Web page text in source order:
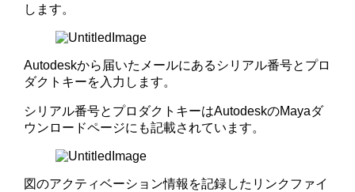
します。
Autodeskから届いたメールにあるシリアル番号とプロ
ダクトキーを入力します。
シリアル番号とプロダクトキーはAutodeskのMayaダ
ウンロードページにも記載されています。
図のアクティベーション情報を記録したリンクファイ